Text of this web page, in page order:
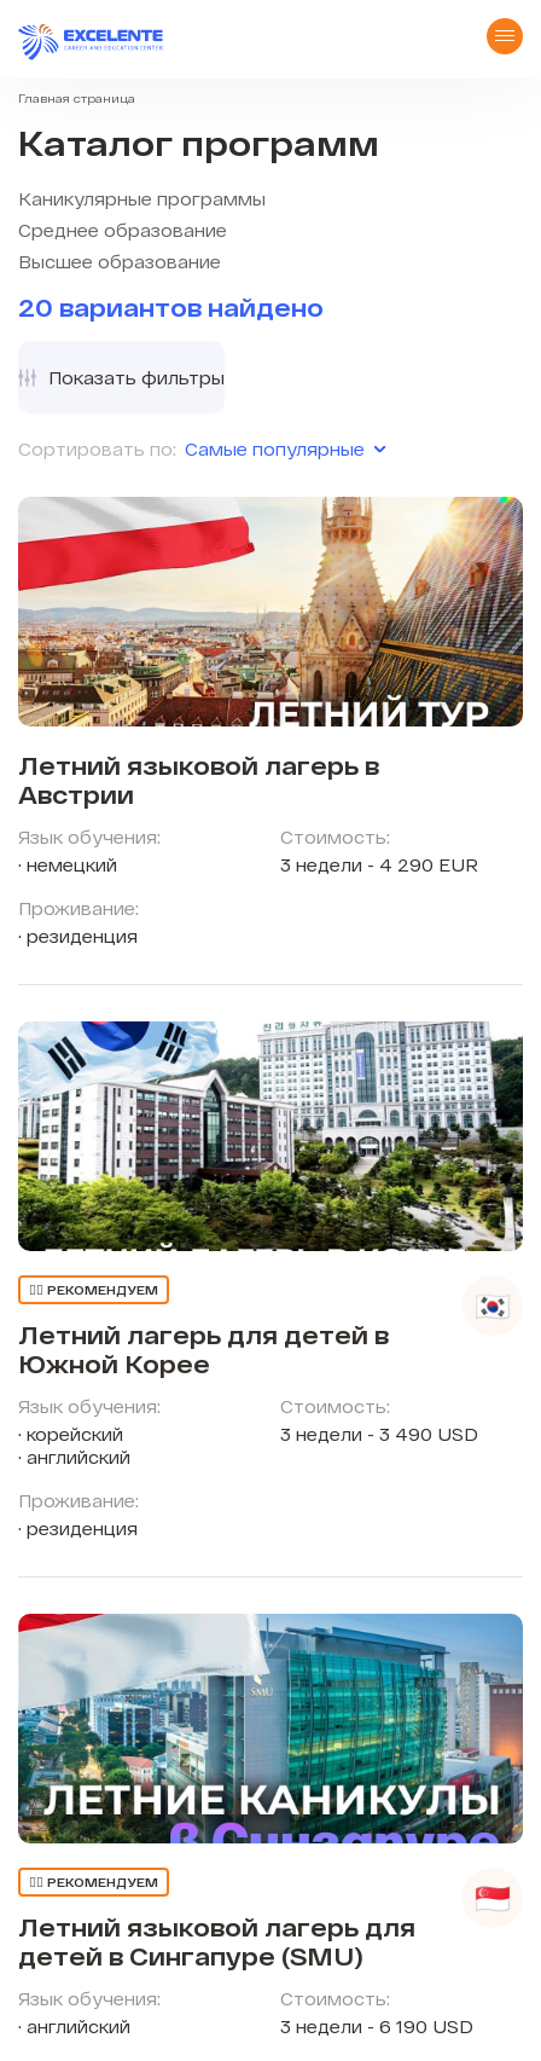
Главная страница
Каталог программ
Каникулярные программы
Среднее образование
Высшее образование
20 вариантов найдено
Сортировать по: Самые популярные
Показать фильтры
Летний языковой лагерь в
Австрии
Язык обучения:
немецкий
Проживание:
резиденция
Стоимость:
3 недели - 4 290 EUR
👍🏼 РЕКОМЕНДУЕМ
Летний лагерь для детей в
Южной Корее
Язык обучения:
корейский
английский
Проживание:
резиденция
Стоимость:
3 недели - 3 490 USD
👍🏼 РЕКОМЕНДУЕМ
Летний языковой лагерь для
детей в Сингапуре (SMU)
Язык обучения:
английский
Стоимость:
3 недели - 6 190 USD